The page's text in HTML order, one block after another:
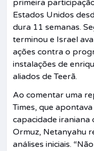
primeira
Estados Unidos
dura 11 semanas.
terminou e Israel
ações contra o
instalações de
aliados de Teerã.
Ao comentar uma
Times, que
capacidade
Ormuz, Netanyahu
análises iniciais.